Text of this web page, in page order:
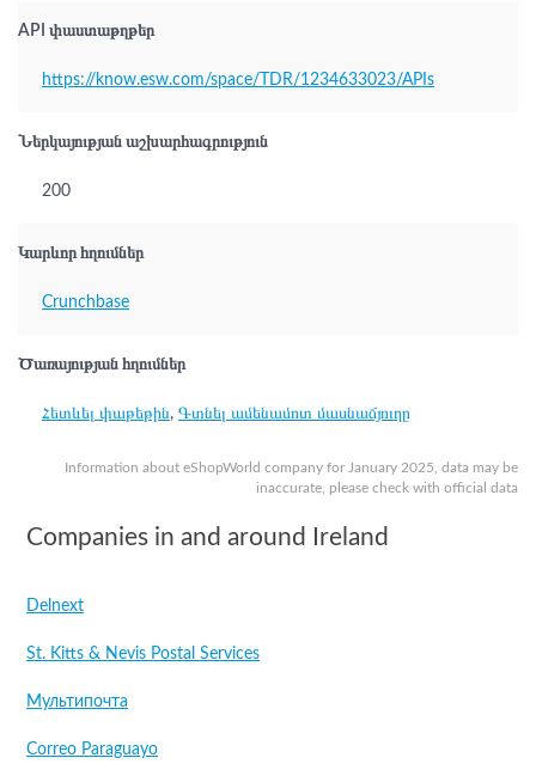
Information about eShopWorld company for January 2025, data may be
inaccurate, please check with official data
API փաստաթղթեր
https://know.esw.com/space/TDR/1234633023/APIs
Ներկայության աշխարհագրություն
200
Կարևոր հղումներ
Crunchbase
Ծառայության հղումներ
Հետևել փաթեթին, Գտնել ամենամոտ մասնաճյուղը
Companies in and around Ireland
Delnext
St. Kitts & Nevis Postal Services
Мультипочта
Correo Paraguayo